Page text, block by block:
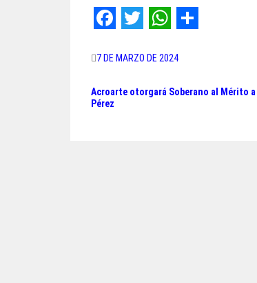
a
c
e
w
i
h
a
t
h
a
7 DE MARZO DE 2024
Navegación
Acroarte otorgará Soberano al Mérito a
Pérez